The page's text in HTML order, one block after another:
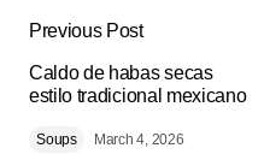
Required fields are
Comment*
Previous Post
Caldo de habas secas
estilo tradicional mexicano
Soups March 4, 2026